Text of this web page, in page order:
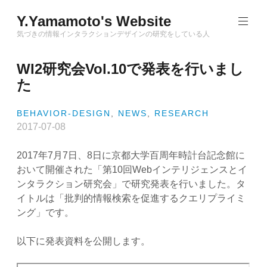
to
content
Y.Yamamoto's Website
気づきの情報インタラクションデザインの研究をしている人
WI2研究会Vol.10で発表を行いまし
た
BEHAVIOR-DESIGN NEWS RESEARCH
2017-07-08
2017年7月7日、8日に京都大学百周年時計台記念館に
おいて開催された「第10回Webインテリジェンスとイ
ンタラクション研究会」で研究発表を行いました。タ
イトルは「批判的情報検索を促進するクエリプライミ
ング」です。
以下に発表資料を公開します。